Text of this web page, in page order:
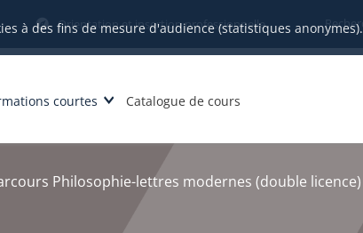
à des fins de mesure d'audience (statistiques anonymes).
Orientation et insertion professionnelle
courtes Catalogue de cours
Philosophie-lettres modernes (double licence)